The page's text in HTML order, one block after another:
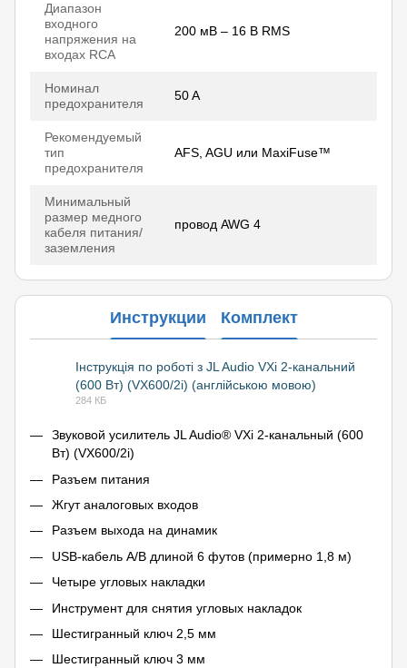
Диапазон
входного
напряжения на
входах RCA
200 мВ – 16 В RMS
Номинал
предохранителя
50 A
Рекомендуемый
тип
предохранителя
AFS, AGU или MaxiFuse™
Минимальный
размер медного
кабеля питания/
заземления
провод AWG 4
Инструкции Комплект
Інструкція по роботі з JL Audio VXi 2-канальний
(600 Вт) (VX600/2i) (англійською мовою)
284 КБ
Звуковой усилитель JL Audio® VXi 2-канальный (600
Вт) (VX600/2i)
Разъем питания
Жгут аналоговых входов
Разъем выхода на динамик
USB-кабель A/B длиной 6 футов (примерно 1,8 м)
Четыре угловых накладки
Инструмент для снятия угловых накладок
Шестигранный ключ 2,5 мм
Шестигранный ключ 3 мм